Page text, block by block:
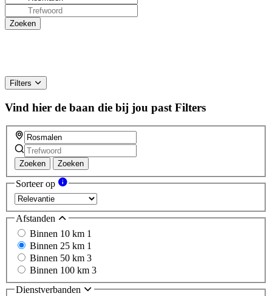
Filters
Vind hier de baan die bij jou past Filters
Zoeken Zoeken
Sorteer op
Afstanden
Binnen 10 km 1
Binnen 25 km 1
Binnen 50 km 3
Binnen 100 km 3
Dienstverbanden